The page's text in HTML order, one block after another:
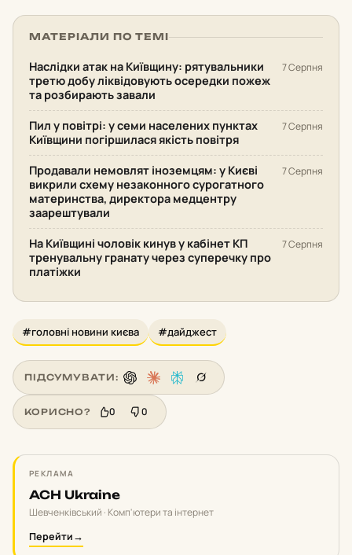
МАТЕРІАЛИ ПО ТЕМІ
Наслідки атак на Київщину: рятувальники
третю добу ліквідовують осередки пожеж
та розбирають завали
7 Серпня
Пил у повітрі: у семи населених пунктах
Київщини погіршилася якість повітря
7 Серпня
Продавали немовлят іноземцям: у Києві
викрили схему незаконного сурогатного
материнства, директора медцентру
заарештували
7 Серпня
На Київщині чоловік кинув у кабінет КП
тренувальну гранату через суперечку про
платіжки
7 Серпня
#головні новини києва #дайджест
ПІДСУМУВАТИ:
КОРИСНО? 0 0
РЕКЛАМА
ACH Ukraine
Шевченківський · Комп'ютери та інтернет
Перейти→